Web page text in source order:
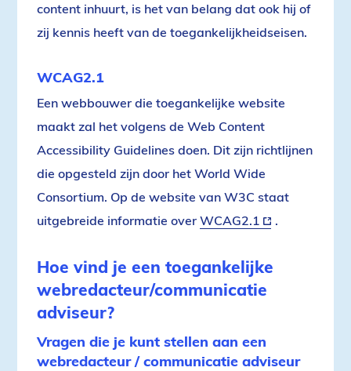
content inhuurt, is het van belang dat ook hij of
zij kennis heeft van de toegankelijkheidseisen.
WCAG2.1
Een webbouwer die toegankelijke website
maakt zal het volgens de Web Content
Accessibility Guidelines doen. Dit zijn richtlijnen
die opgesteld zijn door het World Wide
Consortium. Op de website van W3Cstaat
uitgebreide informatie overWCAG2.1 (externe
.
Hoe vind je een toegankelijke
webredacteur/communicatie
adviseur?
Vragen die je kunt stellen aan een
webredacteur / communicatie adviseur